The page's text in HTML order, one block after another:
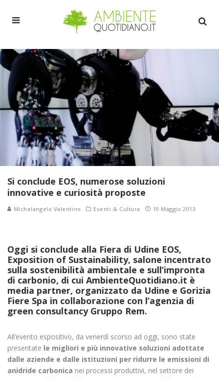
Si conclude EOS, numerose soluzioni
innovative e curiosità proposte
Michelangelo Valentino Eventi & Cultura 19 Maggio 2013
Oggi si conclude alla Fiera di Udine EOS,
Exposition of Sustainability, salone incentrato
sulla sostenibilità ambientale e sull’impronta
di carbonio, di cui AmbienteQuotidiano.it è
media partner, organizzato da Udine e Gorizia
Fiere Spa in collaborazione con l’agenzia di
green consultancy Gruppo Rem.
All’evento espositivo, da venerdì scorso ad oggi, sono state
presentate le migliori e più innovative soluzioni adottate
dalle aziende e dalle istituzioni per ridurre le emissioni di
anidride carbonica nei processi produttivi, nel settore dei